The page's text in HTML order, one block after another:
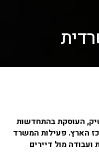
העוסקת בהתחדשות
הארץ. פעילות המשרד
מול דיירים